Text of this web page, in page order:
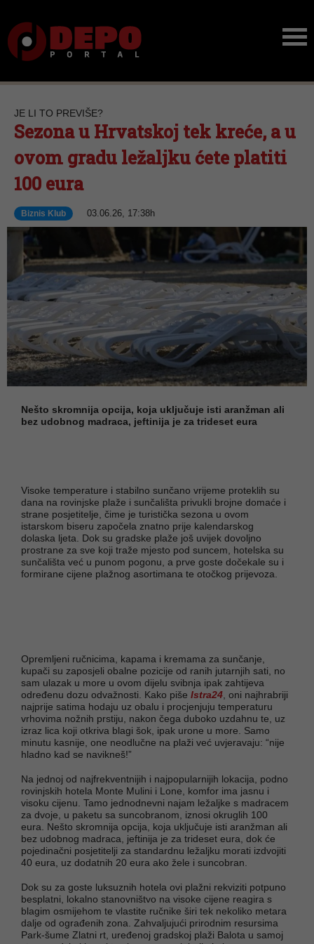
JE LI TO PREVIŠE?
Sezona u Hrvatskoj tek kreće, a u
ovom gradu ležaljku ćete platiti
100 eura
Biznis Klub 03.06.26, 17:38h
Nešto skromnija opcija, koja uključuje isti aranžman ali
bez udobnog madraca, jeftinija je za trideset eura
Visoke temperature i stabilno sunčano vrijeme proteklih su
dana na rovinjske plaže i sunčališta privukli brojne domaće i
strane posjetitelje, čime je turistička sezona u ovom
istarskom biseru započela znatno prije kalendarskog
dolaska ljeta. Dok su gradske plaže još uvijek dovoljno
prostrane za sve koji traže mjesto pod suncem, hotelska su
sunčališta već u punom pogonu, a prve goste dočekale su i
formirane cijene plažnog asortimana te otočkog prijevoza.
Opremljeni ručnicima, kapama i kremama za sunčanje,
kupači su zaposjeli obalne pozicije od ranih jutarnjih sati, no
sam ulazak u more u ovom dijelu svibnja ipak zahtijeva
određenu dozu odvažnosti. Kako piše Istra24 , oni najhrabriji
najprije satima hodaju uz obalu i procjenjuju temperaturu
vrhovima nožnih prstiju, nakon čega duboko uzdahnu te, uz
izraz lica koji otkriva blagi šok, ipak urone u more. Samo
minutu kasnije, one neodlučne na plaži već uvjeravaju: “nije
hladno kad se navikneš!”
Na jednoj od najfrekventnijih i najpopularnijih lokacija, podno
rovinjskih hotela Monte Mulini i Lone, komfor ima jasnu i
visoku cijenu. Tamo jednodnevni najam ležaljke s madracem
za dvoje, u paketu sa suncobranom, iznosi okruglih 100
eura. Nešto skromnija opcija, koja uključuje isti aranžman ali
bez udobnog madraca, jeftinija je za trideset eura, dok će
pojedinačni posjetitelji za standardnu ležaljku morati izdvojiti
40 eura, uz dodatnih 20 eura ako žele i suncobran.
Dok su za goste luksuznih hotela ovi plažni rekviziti potpuno
besplatni, lokalno stanovništvo na visoke cijene reagira s
blagim osmijehom te vlastite ručnike širi tek nekoliko metara
dalje od ograđenih zona. Zahvaljujući prirodnim resursima
Park-šume Zlatni rt, uređenoj gradskoj plaži Balota u samoj